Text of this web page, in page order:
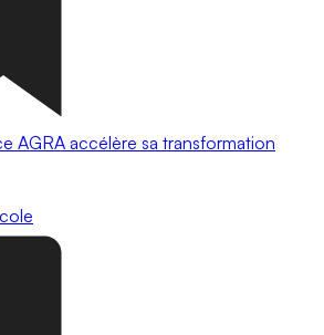
AGRA accélère sa transformation